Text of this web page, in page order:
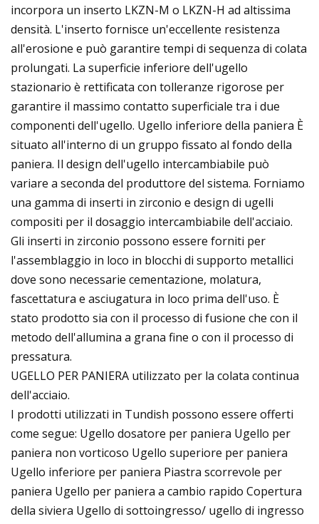
incorpora un inserto LKZN-M o LKZN-H ad altissima
densità. L'inserto fornisce un'eccellente resistenza
all'erosione e può garantire tempi di sequenza di colata
prolungati. La superficie inferiore dell'ugello
stazionario è rettificata con tolleranze rigorose per
garantire il massimo contatto superficiale tra i due
componenti dell'ugello. Ugello inferiore della paniera È
situato all'interno di un gruppo fissato al fondo della
paniera. Il design dell'ugello intercambiabile può
variare a seconda del produttore del sistema. Forniamo
una gamma di inserti in zirconio e design di ugelli
compositi per il dosaggio intercambiabile dell'acciaio.
Gli inserti in zirconio possono essere forniti per
l'assemblaggio in loco in blocchi di supporto metallici
dove sono necessarie cementazione, molatura,
fascettatura e asciugatura in loco prima dell'uso. È
stato prodotto sia con il processo di fusione che con il
metodo dell'allumina a grana fine o con il processo di
pressatura.
UGELLO PER PANIERA utilizzato per la colata continua
dell'acciaio.
I prodotti utilizzati in Tundish possono essere offerti
come segue: Ugello dosatore per paniera Ugello per
paniera non vorticoso Ugello superiore per paniera
Ugello inferiore per paniera Piastra scorrevole per
paniera Ugello per paniera a cambio rapido Copertura
della siviera Ugello di sottoingresso/ ugello di ingresso